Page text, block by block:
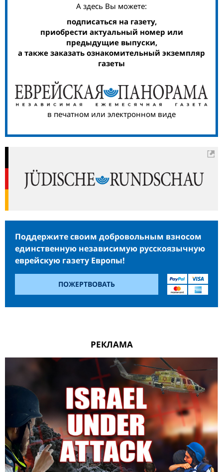
А здесь Вы можете:
подписаться на газету,
приобрести актуальный номер или
предыдущие выпуски,
а также заказать ознакомительный экземпляр
газеты
в печатном или электронном виде
Поддержите своим добровольным взносом
единственную независимую русскоязычную
еврейскую газету Европы!
ПОЖЕРТВОВАТЬ
РЕКЛАМА